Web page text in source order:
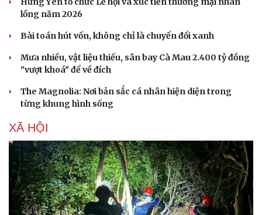
lồng năm 2026
Bài toán hút vốn, không chỉ là chuyển đổi xanh
Mưa nhiều, vật liệu thiếu, sân bay Cà Mau 2.400 tỷ đồng
"vượt khoá" để về đích
The Magnolia: Nơi bản sắc cá nhân hiện diện trong
từng khung hình sống
XÃ HỘI